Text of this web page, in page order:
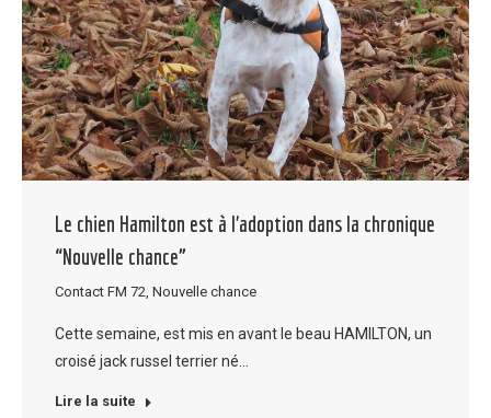
Le chien Hamilton est à l’adoption dans la chronique
“Nouvelle chance”
Contact FM 72 Nouvelle chance
Cette semaine, est mis en avant le beau HAMILTON, un
croisé jack russel terrier né…
Lire la suite